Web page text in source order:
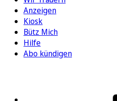
Anzeigen
Kiosk
Bütz Mich
Hilfe
Abo kündigen